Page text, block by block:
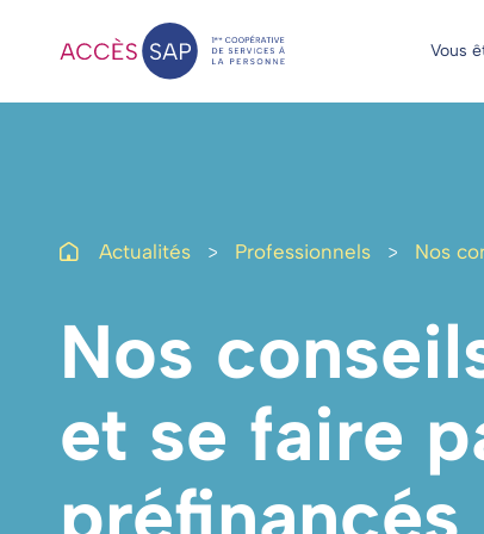
Vous
Actualités Professionnels Nos
Nos
et se faire